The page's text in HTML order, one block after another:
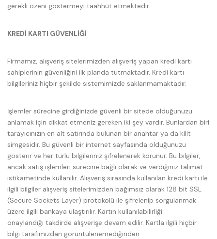
gerekli özeni göstermeyi taahhüt etmektedir.
KREDİ KARTI GÜVENLİĞİ
Firmamız, alışveriş sitelerimizden alışveriş yapan kredi kartı
sahiplerinin güvenliğini ilk planda tutmaktadır. Kredi kartı
bilgileriniz hiçbir şekilde sistemimizde saklanmamaktadır.
İşlemler sürecine girdiğinizde güvenli bir sitede olduğunuzu
anlamak için dikkat etmeniz gereken iki şey vardır. Bunlardan biri
tarayıcınızın en alt satırında bulunan bir anahtar ya da kilit
simgesidir. Bu güvenli bir internet sayfasında olduğunuzu
gösterir ve her türlü bilgileriniz şifrelenerek korunur. Bu bilgiler,
ancak satış işlemleri sürecine bağlı olarak ve verdiğiniz talimat
istikametinde kullanılır. Alışveriş sırasında kullanılan kredi kartı ile
ilgili bilgiler alışveriş sitelerimizden bağımsız olarak 128 bit SSL
(Secure Sockets Layer) protokolü ile şifrelenip sorgulanmak
üzere ilgili bankaya ulaştırılır. Kartın kullanılabilirliği
onaylandığı takdirde alışverişe devam edilir. Kartla ilgili hiçbir
bilgi tarafımızdan görüntülenemediğinden